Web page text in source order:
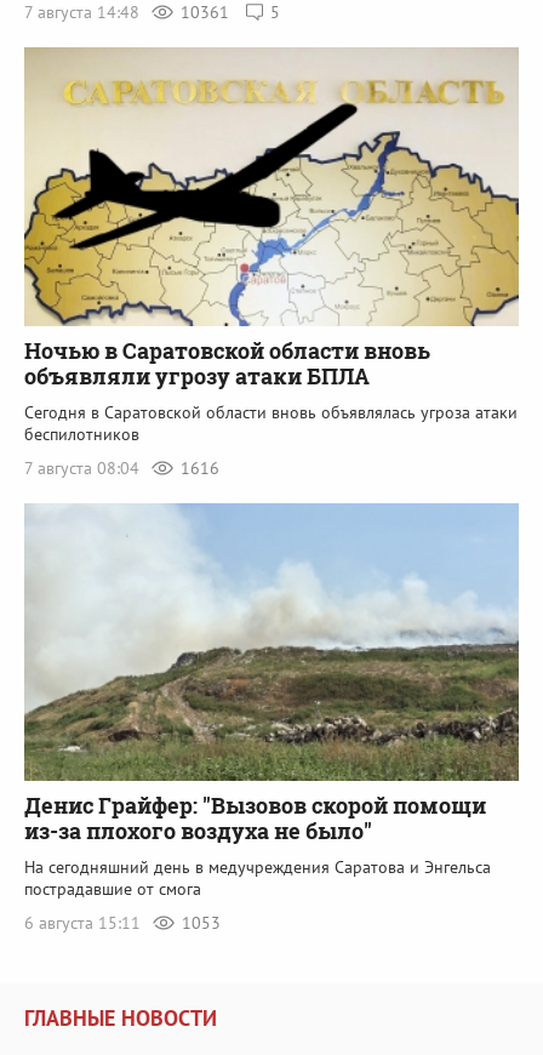
7 августа 14:48
10361 5
Ночью в Саратовской области вновь
объявляли угрозу атаки БПЛА
Сегодня в Саратовской области вновь объявлялась угроза атаки
беспилотников
7 августа 08:04
1616
Денис Грайфер: "Вызовов скорой помощи
из-за плохого воздуха не было"
На сегодняшний день в медучреждения Саратова и Энгельса
пострадавшие от смога
6 августа 15:11
1053
ГЛАВНЫЕ НОВОСТИ